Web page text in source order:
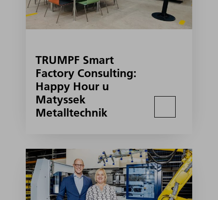
TRUMPF Smart
Factory Consulting:
Happy Hour u
Matyssek
Metalltechnik